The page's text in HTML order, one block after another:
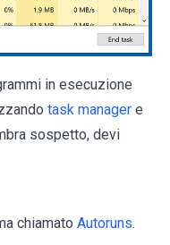
in esecuzione
task manager e
sospetto, devi
chiamato Autoruns.